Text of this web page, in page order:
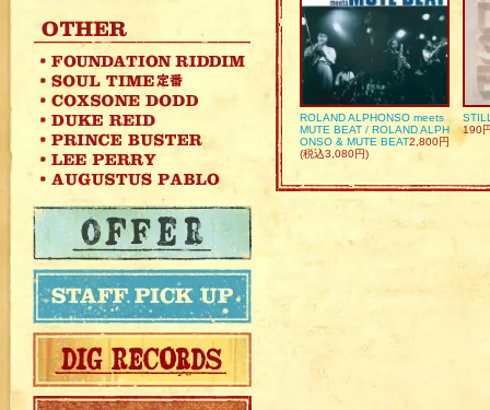
ROLAND ALPHONSO meets
MUTE BEAT / ROLAND ALPH
ONSO & MUTE BEAT2,800円
(税込3,080円)
190